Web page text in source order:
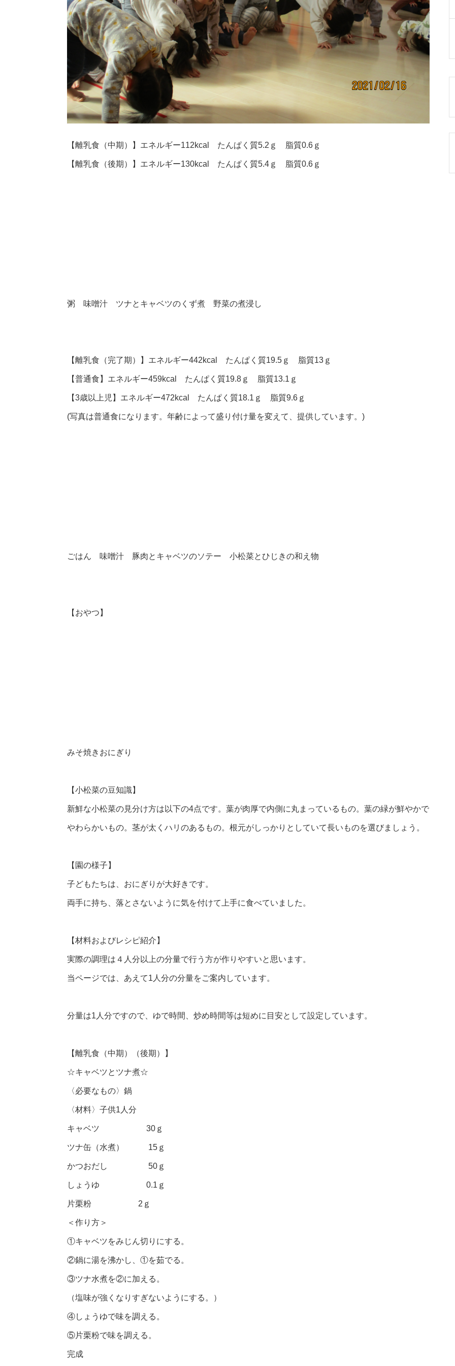
【離乳食（中期）】エネルギー112kcal たんぱく質5.2ｇ 脂質0.6ｇ
【離乳食（後期）】エネルギー130kcal たんぱく質5.4ｇ 脂質0.6ｇ
粥 味噌汁 ツナとキャベツのくず煮 野菜の煮浸し
【離乳食（完了期）】エネルギー442kcal たんぱく質19.5ｇ 脂質13ｇ
【普通食】エネルギー459kcal たんぱく質19.8ｇ 脂質13.1ｇ
【3歳以上児】エネルギー472kcal たんぱく質18.1ｇ 脂質9.6ｇ
(写真は普通食になります。年齢によって盛り付け量を変えて、提供しています。)
ごはん 味噌汁 豚肉とキャベツのソテー 小松菜とひじきの和え物
【おやつ】
みそ焼きおにぎり
【小松菜の豆知識】
新鮮な小松菜の見分け方は以下の4点です。葉が肉厚で内側に丸まっているもの。葉の緑が鮮やかで
やわらかいもの。茎が太くハリのあるもの。根元がしっかりとしていて長いものを選びましょう。
【園の様子】
子どもたちは、おにぎりが大好きです。
両手に持ち、落とさないように気を付けて上手に食べていました。
【材料およびレシピ紹介】
実際の調理は４人分以上の分量で行う方が作りやすいと思います。
当ページでは、あえて1人分の分量をご案内しています。
分量は1人分ですので、ゆで時間、炒め時間等は短めに目安として設定しています。
【離乳食（中期）（後期）】
☆キャベツとツナ煮☆
〈必要なもの〉鍋
〈材料〉子供1人分
キャベツ 30ｇ
ツナ缶（水煮） 15ｇ
かつおだし 50ｇ
しょうゆ 0.1ｇ
片栗粉 2ｇ
＜作り方＞
①キャベツをみじん切りにする。
②鍋に湯を沸かし、①を茹でる。
③ツナ水煮を②に加える。
（塩味が強くなりすぎないようにする。）
④しょうゆで味を調える。
⑤片栗粉で味を調える。
完成